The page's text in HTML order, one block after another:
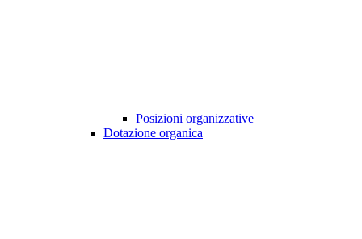
Posizioni organizzative
Dotazione organica